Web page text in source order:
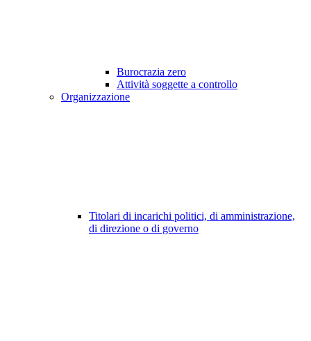
Burocrazia zero
Attività soggette a controllo
Organizzazione
Titolari di incarichi politici, di amministrazione,
di direzione o di governo